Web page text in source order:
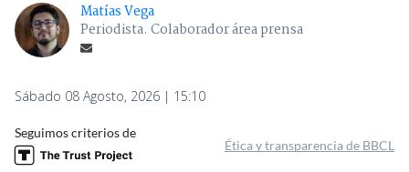
Matías Vega
Periodista. Colaborador área prensa
Sábado 08 Agosto, 2026 | 15:10
Seguimos criterios de
Ética y transparencia de BBCL